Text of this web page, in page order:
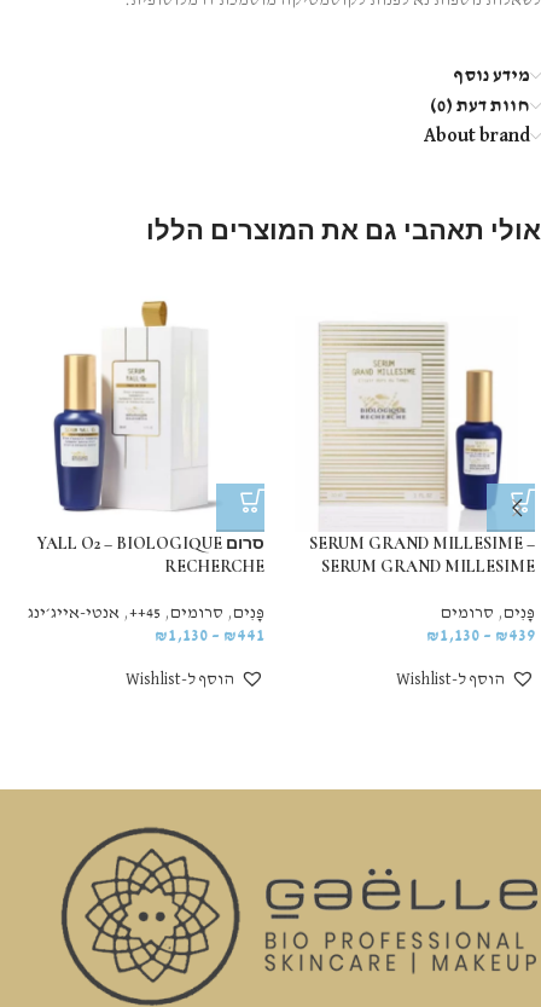
מידע נוסף
חוות דעת (0)
About brand
אולי תאהבי גם את המוצרים הללו
SERUM GRAND MILLESIME –
SERUM GRAND MILLESIME
פָּנִים, סרומים
₪439
–
₪1,130
הוסף ל-Wishlist
סרום YALL O2 – BIOLOGIQUE
RECHERCHE
פָּנִים, סרומים,
45++
, אנטי-אייג׳ינג
₪441
–
₪1,130
הוסף ל-Wishlist